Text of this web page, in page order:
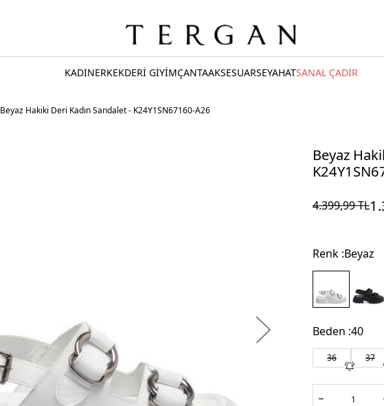
KADINERKEKDERİ GİYİMÇANTAAKSESUARSEYAHATSANAL ÇADIR
Beyaz Hakiki Deri Kadın Sandalet - K24Y1SN67160-A26
Beyaz
4.399,99TL
Renk :Beyaz
Beden :40
36 37